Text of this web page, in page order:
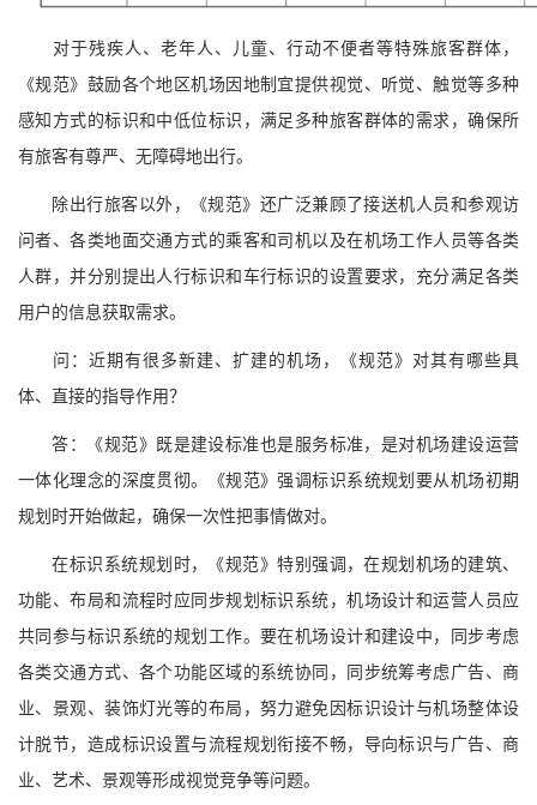
对于残疾人、老年人、儿童、行动不便者等特殊旅客群体，
《规范》鼓励各个地区机场因地制宜提供视觉、听觉、触觉等多种
感知方式的标识和中低位标识，满足多种旅客群体的需求，确保所
有旅客有尊严、无障碍地出行。
除出行旅客以外，《规范》还广泛兼顾了接送机人员和参观访
问者、各类地面交通方式的乘客和司机以及在机场工作人员等各类
人群，并分别提出人行标识和车行标识的设置要求，充分满足各类
用户的信息获取需求。
问：近期有很多新建、扩建的机场，《规范》对其有哪些具
体、直接的指导作用？
答：《规范》既是建设标准也是服务标准，是对机场建设运营
一体化理念的深度贯彻。《规范》强调标识系统规划要从机场初期
规划时开始做起，确保一次性把事情做对。
在标识系统规划时，《规范》特别强调，在规划机场的建筑、
功能、布局和流程时应同步规划标识系统，机场设计和运营人员应
共同参与标识系统的规划工作。要在机场设计和建设中，同步考虑
各类交通方式、各个功能区域的系统协同，同步统筹考虑广告、商
业、景观、装饰灯光等的布局，努力避免因标识设计与机场整体设
计脱节，造成标识设置与流程规划衔接不畅，导向标识与广告、商
业、艺术、景观等形成视觉竞争等问题。